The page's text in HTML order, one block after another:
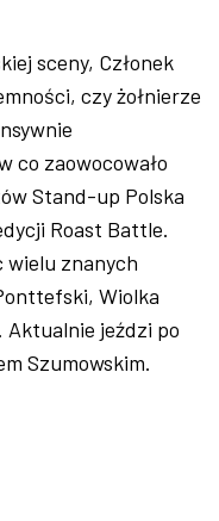
sceny, Członek
czy żołnierze
co zaowocowało
Stand-up Polska
Roast Battle.
wielu znanych
Wiolka
Aktualnie jeździ po
Szumowskim.